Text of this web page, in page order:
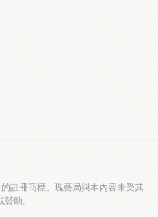
註冊商標。瑰藝局與本內容未受其
贊助。